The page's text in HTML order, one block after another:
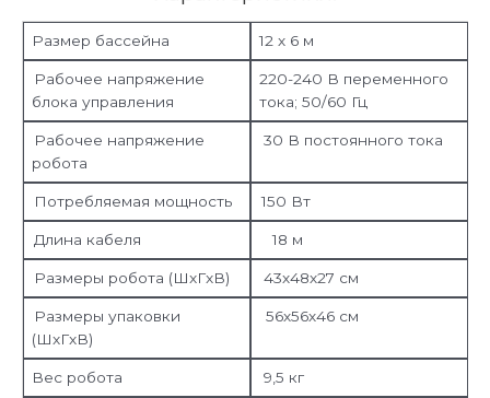
Размер бассейна 12 х 6 м
Рабочее напряжение
блока управления
220-240 В переменного
тока; 50/60 Гц
Рабочее напряжение
робота
30 В постоянного тока
Потребляемая мощность 150 Вт
Длина кабеля 18 м
Размеры робота (ШxГxВ) 43х48х27 см
Размеры упаковки
(ШxГxВ)
56х56х46 см
Вес робота 9,5 кг